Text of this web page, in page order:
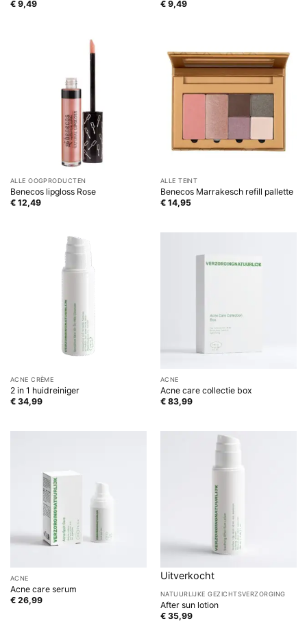
€9,49
€9,49
ALLE OOGPRODUCTEN
Benecos lipgloss Rose
€12,49
ALLE TEINT
Benecos Marrakesch refill pallette
€14,95
ACNE CRÈME
2 in 1 huidreiniger
€34,99
ACNE
Acne care collectie box
€83,99
ACNE
Acne care serum
€26,99
Uitverkocht
NATUURLIJKE GEZICHTSVERZORGING
After sun lotion
€35,99